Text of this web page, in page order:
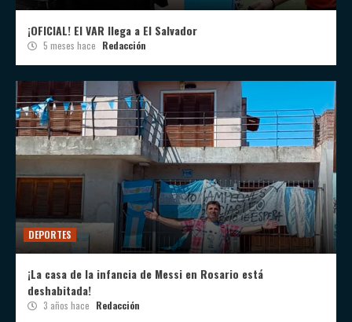
¡OFICIAL! El VAR llega a El Salvador
5 meses hace Redacción
DEPORTES
¡La casa de la infancia de Messi en Rosario está
deshabitada!
3 años hace Redacción